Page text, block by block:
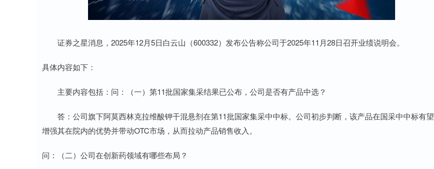
证券之星消息，2025年12月5日白云山（600332）发布公告称公司于2025年11月28日召开业绩说明会。
具体内容如下：
主要内容包括：问：（一）第11批国家集采结果已公布，公司是否有产品中选？
答：公司旗下阿莫西林克拉维酸钾干混悬剂在第11批国家集采中中标。公司初步判断，该产品在国采中中标有望
增强其在院内的优势并带动OTC市场，从而拉动产品销售收入。
问：（二）公司在创新药领域有哪些布局？
深证成指 14311.01 200.89 1.42% 沪深300 4694.44 43.13